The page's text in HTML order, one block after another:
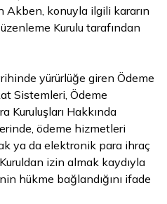
konuyla ilgili kararın
Kurulu tarafından
yürürlüğe giren Ödeme
Sistemleri, Ödeme
Kuruluşları Hakkında
ödeme hizmetleri
ya da elektronik para ihraç
izin almak kaydıyla
hükme bağlandığını ifade